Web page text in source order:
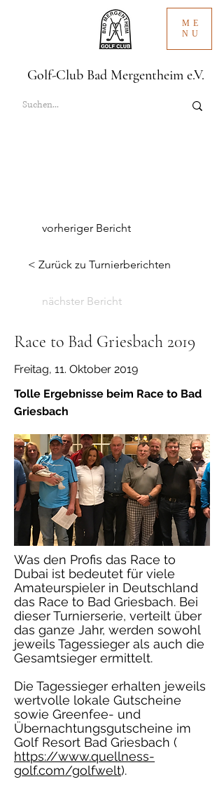
ME
NU
Golf-Club Bad Mergentheim e.V.
vorheriger Bericht
< Zurück zu Turnierberichten
nächster Bericht
Race to Bad Griesbach 2019
Freitag, 11. Oktober 2019
Tolle Ergebnisse beim Race to Bad
Griesbach
Was den Profis das Race to
Dubai ist bedeutet für viele
Amateurspieler in Deutschland
das Race to Bad Griesbach. Bei
dieser Turnierserie, verteilt über
das ganze Jahr, werden sowohl
jeweils Tagessieger als auch die
Gesamtsieger ermittelt.
Die Tagessieger erhalten jeweils
wertvolle lokale Gutscheine
sowie Greenfee- und
Übernachtungsgutscheine im
Golf Resort Bad Griesbach (
https://www.quellness-
golf.com/golfwelt).